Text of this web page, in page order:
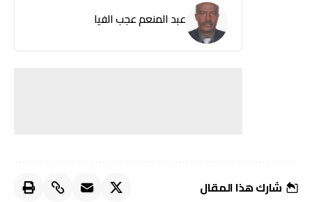
عبد المنعم عجب الفيا
شارك هذا المقال